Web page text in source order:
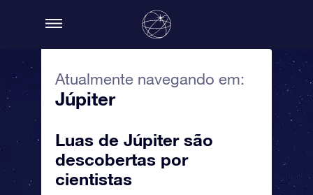
Atualmente navegando em:
Júpiter
Luas de Júpiter são
descobertas por
cientistas